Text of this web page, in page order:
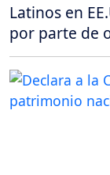
Latinos en
por parte de